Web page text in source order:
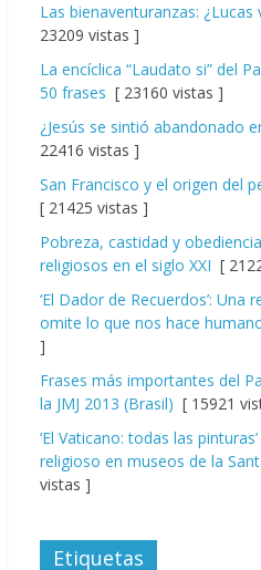
Las bienaventuranzas: ¿Lucas
23209 vistas ]
La encíclica “Laudato si” del
50 frases [ 23160 vistas ]
¿Jesús se sintió abandonado
22416 vistas ]
San Francisco y el origen del
[ 21425 vistas ]
Pobreza, castidad y
religiosos en el siglo XXI [
‘El Dador de Recuerdos’: Una
omite lo que nos hace
]
Frases más importantes del
la JMJ 2013 (Brasil) [ 15921
‘El Vaticano: todas las
religioso en museos de la
vistas ]
Etiquetas